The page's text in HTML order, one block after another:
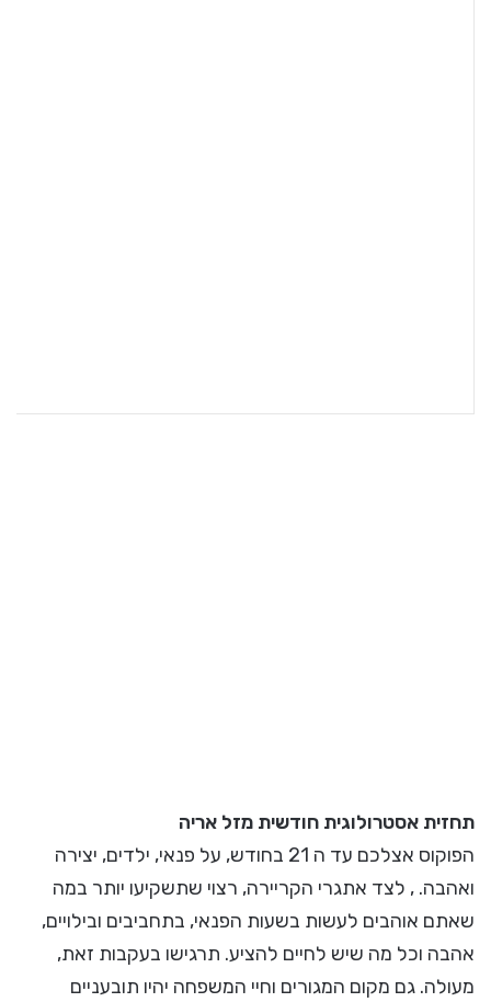
תחזית אסטרולוגית חודשית מזל אריה
הפוקוס אצלכם עד ה 21 בחודש, על פנאי, ילדים, יצירה
ואהבה. , לצד אתגרי הקריירה, רצוי שתשקיעו יותר במה
שאתם אוהבים לעשות בשעות הפנאי, בתחביבים ובילויים,
אהבה וכל מה שיש לחיים להציע. תרגישו בעקבות זאת,
מעולה. גם מקום המגורים וחיי המשפחה יהיו תובעניים